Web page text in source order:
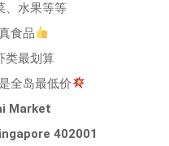
、水果等等
食品
类最划算
全岛最低价
Market
402001